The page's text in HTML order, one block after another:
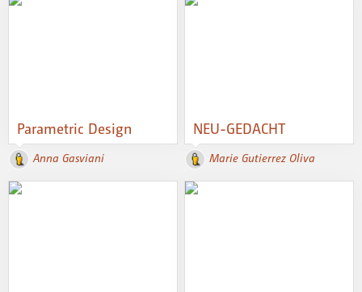
Parametric Design
Anna Gasviani
NEU-GEDACHT
Marie Gutierrez Oliva